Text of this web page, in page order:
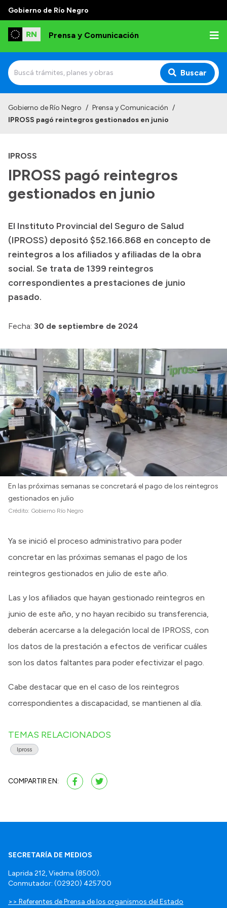
Gobierno de Río Negro
Prensa y Comunicación
Buscar
Archivo de noticias
Transparencia
Presupuesto
Boletín Oficial
Compras y licitaciones
Consulta de expedientes
Convocatorias
Login
Gobierno de Río Negro / Prensa y Comunicación /
IPROSS pagó reintegros gestionados en junio
IPROSS
IPROSS pagó reintegros
gestionados en junio
El Instituto Provincial del Seguro de Salud
(IPROSS) depositó $52.166.868 en concepto de
reintegros a los afiliados y afiliadas de la obra
social. Se trata de 1399 reintegros
correspondientes a prestaciones de junio
pasado.
Fecha: 30 de septiembre de 2024
En las próximas semanas se concretará el pago de los reintegros
gestionados en julio
Crédito: Gobierno Río Negro
Ya se inició el proceso administrativo para poder
concretar en las próximas semanas el pago de los
reintegros gestionados en julio de este año.
Las y los afiliados que hayan gestionado reintegros en
junio de este año, y no hayan recibido su transferencia,
deberán acercarse a la delegación local de IPROSS, con
los datos de la prestación a efectos de verificar cuáles
son los datos faltantes para poder efectivizar el pago.
Cabe destacar que en el caso de los reintegros
correspondientes a discapacidad, se mantienen al día.
TEMAS RELACIONADOS
Ipross
COMPARTIR EN:
SECRETARÍA DE MEDIOS
Laprida 212, Viedma (8500).
Conmutador: (02920) 425700
>> Referentes de Prensa de los organismos del Estado